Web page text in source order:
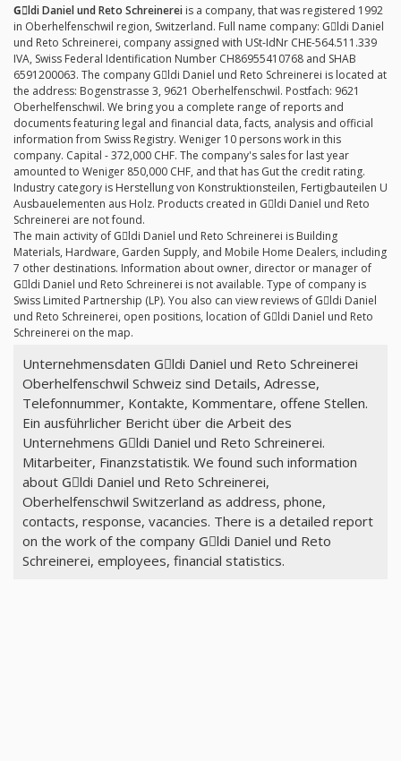
Gِldi Daniel und Reto Schreinerei is a company, that was registered 1992
in Oberhelfenschwil region, Switzerland. Full name company: Gِldi Daniel
und Reto Schreinerei, company assigned with USt-IdNr CHE-564.511.339
IVA, Swiss Federal Identification Number CH86955410768 and SHAB
6591200063. The company Gِldi Daniel und Reto Schreinerei is located at
the address: Bogenstrasse 3, 9621 Oberhelfenschwil. Postfach: 9621
Oberhelfenschwil. We bring you a complete range of reports and
documents featuring legal and financial data, facts, analysis and official
information from Swiss Registry. Weniger 10 persons work in this
company. Capital - 372,000 CHF. The company's sales for last year
amounted to Weniger 850,000 CHF, and that has Gut the credit rating.
Industry category is Herstellung von Konstruktionsteilen, Fertigbauteilen U
Ausbauelementen aus Holz. Products created in Gِldi Daniel und Reto
Schreinerei are not found.
The main activity of Gِldi Daniel und Reto Schreinerei is Building
Materials, Hardware, Garden Supply, and Mobile Home Dealers, including
7 other destinations. Information about owner, director or manager of
Gِldi Daniel und Reto Schreinerei is not available. Type of company is
Swiss Limited Partnership (LP). You also can view reviews of Gِldi Daniel
und Reto Schreinerei, open positions, location of Gِldi Daniel und Reto
Schreinerei on the map.
Unternehmensdaten Gِldi Daniel und Reto Schreinerei
Oberhelfenschwil Schweiz sind Details, Adresse,
Telefonnummer, Kontakte, Kommentare, offene Stellen.
Ein ausführlicher Bericht über die Arbeit des
Unternehmens Gِldi Daniel und Reto Schreinerei.
Mitarbeiter, Finanzstatistik. We found such information
about Gِldi Daniel und Reto Schreinerei,
Oberhelfenschwil Switzerland as address, phone,
contacts, response, vacancies. There is a detailed report
on the work of the company Gِldi Daniel und Reto
Schreinerei, employees, financial statistics.